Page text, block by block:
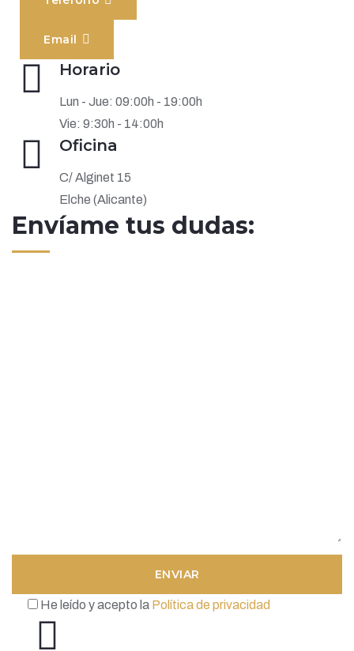
Email
Horario
Lun - Jue: 09:00h - 19:00h
Vie: 9:30h - 14:00h
Oficina
C/ Alginet 15
Elche (Alicante)
Envíame tus dudas:
He leído y acepto la Política de privacidad